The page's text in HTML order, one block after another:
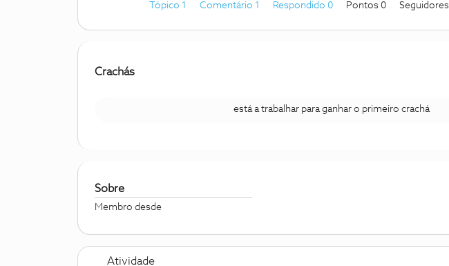
Tópico 1 Comentário 1 Respondido 0 Pontos 0 Seguidores
Crachás
está a trabalhar para ganhar o primeiro crachá
Sobre
Membro desde
Atividade